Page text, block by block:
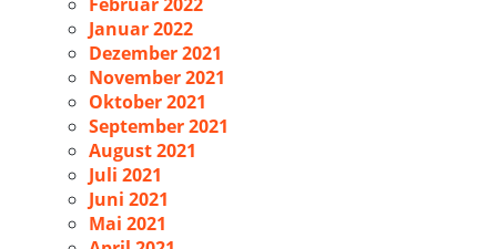
Januar 2022
Dezember 2021
November 2021
Oktober 2021
September 2021
August 2021
Juli 2021
Juni 2021
Mai 2021